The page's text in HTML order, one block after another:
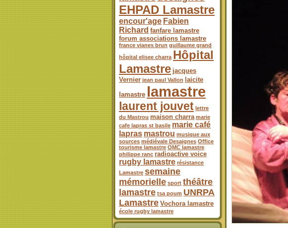
EHPAD Lamastre
encour'age Fabien
Richard fanfare lamastre
forum associations lamastre
france vianes brun guillaume grand
hôpital elisee charra Hôpital
Lamastre jacques
Vernier jean paul Vallon
laicite
lamastre lamastre
laurent jouvet lettre
du Mastrou maison charra marie
cafe lapras st basile marie café
lapras mastrou musique aux
sources médiévale Desaignes Office
tourisme lamastre OMC lamastre
philippe ranc radioactive voice
rugby lamastre résistance
Lamastre semaine
mémorielle sport théâtre
lamastre tsa poum UNRPA
Lamastre Vochora lamastre
école rugby lamastre